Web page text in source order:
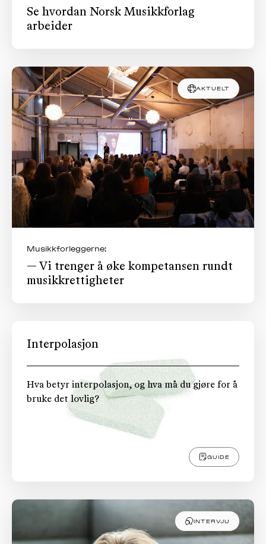
Se hvordan Norsk Musikkforlag
arbeider
AKTUELT
Musikkforleggerne:
— Vi trenger å øke kompetansen rundt
musikkrettigheter
Interpolasjon
Hva betyr interpolasjon, og hva må du gjøre for å
bruke det lovlig?
GUIDE
INTERVJU